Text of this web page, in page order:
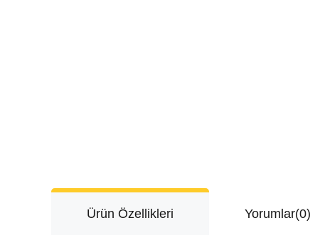
Ürün Özellikleri Yorumlar(0)